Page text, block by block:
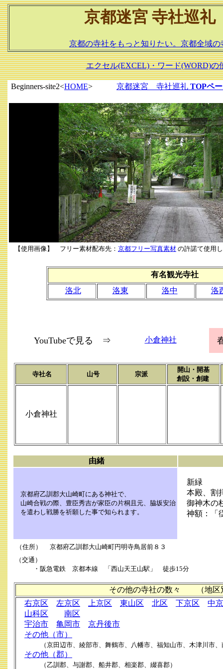
京都迷宮 寺社巡礼
京都の寺社をもっと知りたい。京都全域
エクセル(EXCEL)・ワード(WORD)
Beginners-site2<HOME> 京都迷宮 寺社巡礼 TOPペ
【使用画像】 フリー素材配布先： 京都フリー写真素材 の許諾て使用
有名観光寺社
洛北
洛東 洛中 洛
YouTubeで見る ⇒ 小倉神社
寺社名 山号 宗派
開山・開基
創設・創建
小倉神社
由緒
京都府乙訓郡大山崎町にある神社で、
山崎合戦の際、豊臣秀吉が家臣の片桐且元、脇坂安治
を遣わし戦勝を祈願した事で知られます。
新緑
本殿、割
御神木の
神額：「
（住所） 京都府乙訓郡大山崎町円明寺鳥居前８３
（交通）
・阪急電鉄 京都本線 「西山天王山駅」 徒歩15分
その他の寺社の数々 （地区
右京区
左京区 上京区 東山区 北区 下京区
中
山科区
南区
宇治市
亀岡市
京丹後市
その他（市）
（京田辺市、綾部市、舞鶴市、八幡市、福知山市、木津川市
その他（郡）
（乙訓郡、与謝郡、船井郡、相楽郡、綴喜郡）